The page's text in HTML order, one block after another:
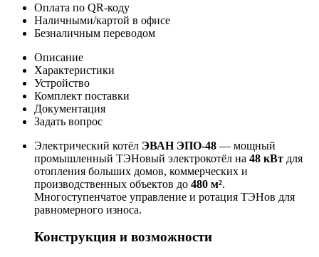
Оплата по QR-коду
Наличными/картой в офисе
Безналичным переводом
Описание
Характеристики
Устройство
Комплект поставки
Документация
Задать вопрос
Электрический котёл ЭВАН ЭПО-48 — мощный
промышленный ТЭНовый электрокотёл на 48 кВт для
отопления больших домов, коммерческих и
производственных объектов до 480 м².
Многоступенчатое управление и ротация ТЭНов для
равномерного износа.
Конструкция и возможности